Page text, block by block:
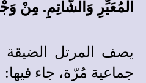
الْمُعَيِّرِ وَالشَّاتِمِ. مِنْ
يصف المرتل الضيقة
جماعية مُرّة، جاء فيها: